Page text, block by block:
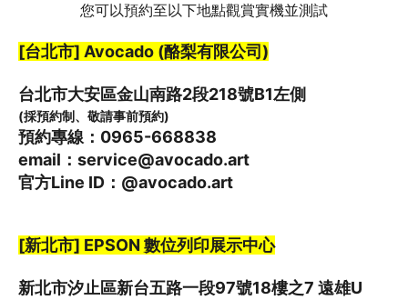
您可以預約至以下地點觀賞實機並測試
[台北市] Avocado (酪梨有限公司)
台北市大安區金山南路2段218號B1左側
(採預約制、敬請事前預約)
預約專線：0965-668838
email：service@avocado.art
官方Line ID：@avocado.art
[新北市] EPSON 數位列印展示中心
新北市汐止區新台五路一段97號18樓之7 遠雄U